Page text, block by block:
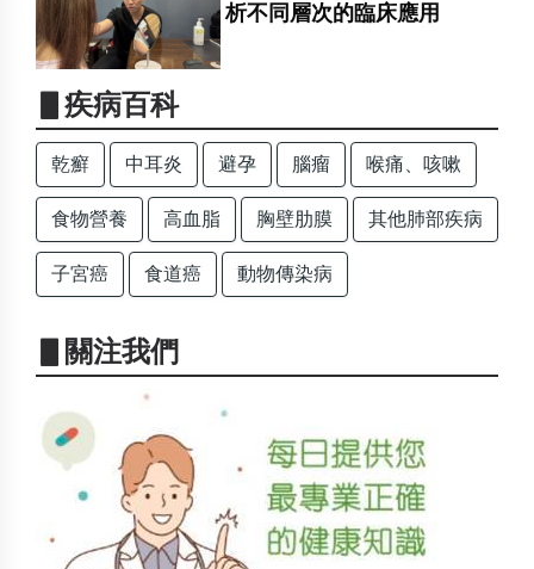
析不同層次的臨床應用
▋疾病百科
乾癬 中耳炎 避孕 腦瘤 喉痛、咳嗽
食物營養 高血脂 胸壁肋膜 其他肺部疾病
子宮癌 食道癌 動物傳染病
▋關注我們